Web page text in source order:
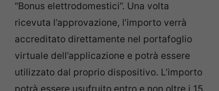
“Bonus elettrodomestici”. Una volta
ricevuta l’approvazione, l’importo verrà
accreditato direttamente nel portafoglio
virtuale dell’applicazione e potrà essere
utilizzato dal proprio dispositivo. L’importo